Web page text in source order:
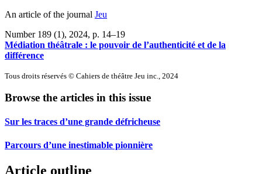
An article of the journal Jeu
Number 189 (1), 2024, p. 14–19
Médiation théâtrale : le pouvoir de l’authenticité et de la
différence
Tous droits réservés © Cahiers de théâtre Jeu inc., 2024
Browse the articles in this issue
Sur les traces d’une grande défricheuse
Parcours d’une inestimable pionnière
Article outline